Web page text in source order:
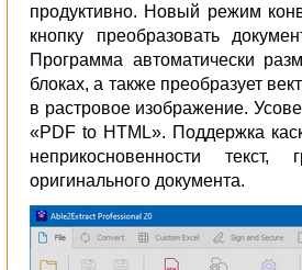
продуктивно. Новый режим
кнопку преобразовать
Программа автоматически
блоках, а также преобразует
в растровое изображение.
«PDF to HTML». Поддержка
неприкосновенности
оригинального документа.